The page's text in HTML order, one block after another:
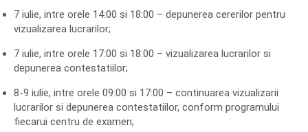
7 iulie, intre orele 14:00 si 18:00 – depunerea cererilor pentru
vizualizarea lucrarilor;
7 iulie, intre orele 17:00 si 18:00 – vizualizarea lucrarilor si
depunerea contestatiilor;
8-9 iulie, intre orele 09:00 si 17:00 – continuarea vizualizarii
lucrarilor si depunerea contestatiilor, conform programului
fiecarui centru de examen;